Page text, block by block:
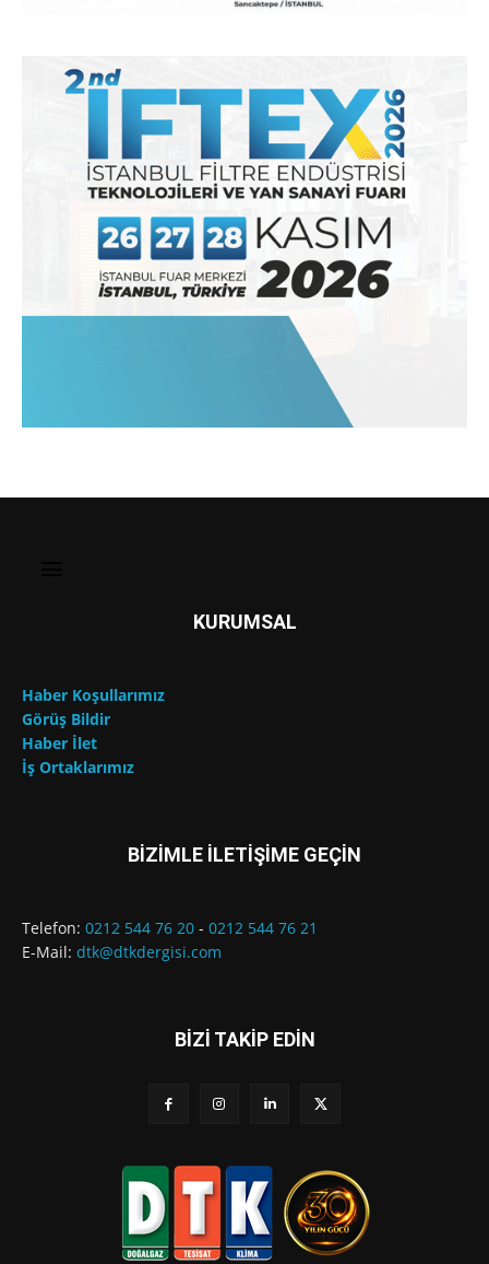
KURUMSAL
Haber Koşullarımız
Görüş Bildir
Haber İlet
İş Ortaklarımız
BİZİMLE İLETİŞİME GEÇİN
Telefon: 0212 544 76 20 - 0212 544 76 21
E-Mail: dtk@dtkdergisi.com
BİZİ TAKİP EDİN